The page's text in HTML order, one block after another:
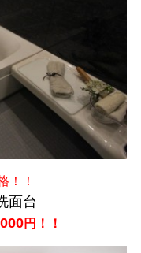
！！
面台
円！！